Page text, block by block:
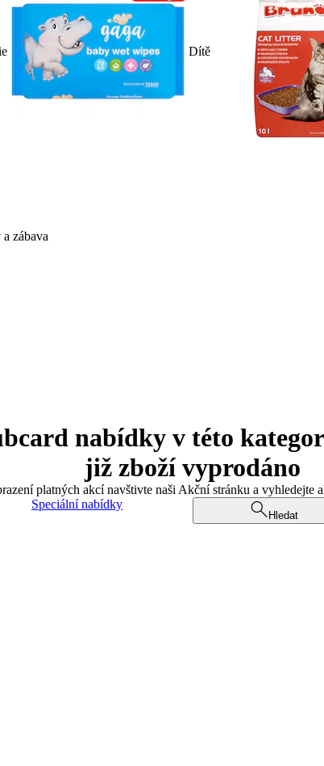
Dítě
zábava
nabídky v této
již zboží vyprodáno
platných akcí navštivte naši Akční stránku a vyhledejte
Speciální nabídky
Hledat